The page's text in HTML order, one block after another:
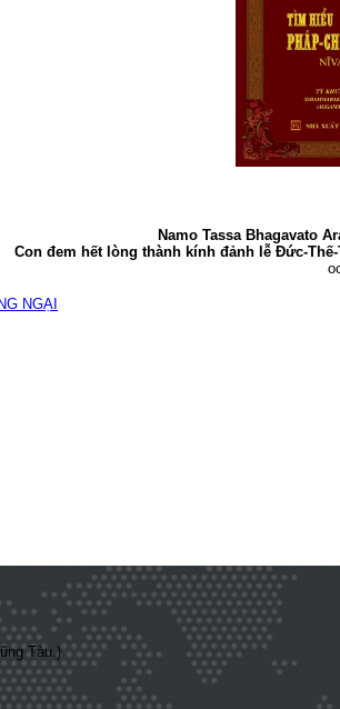
Namo Tassa Bhagavato
Con đem hết lòng thành kính đảnh lễ Đức-
NGẠI
Tàu.)